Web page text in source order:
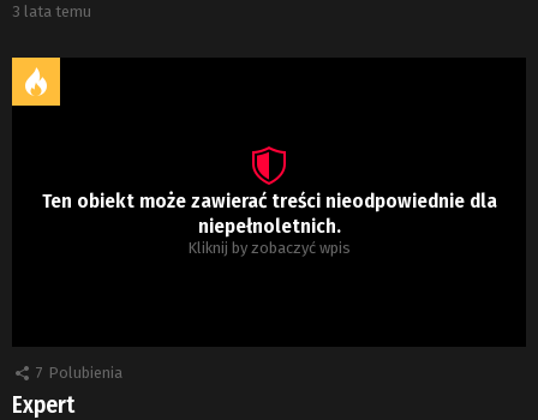
3 lata temu
Ten obiekt może zawierać treści nieodpowiednie dla
niepełnoletnich.
Kliknij by zobaczyć wpis
7 Polubienia
Expert